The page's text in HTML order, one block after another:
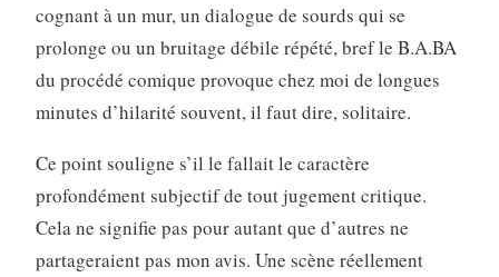
cognant à un mur, un dialogue de sourds qui se
prolonge ou un bruitage débile répété, bref le B.A.BA
du procédé comique provoque chez moi de longues
minutes d’hilarité souvent, il faut dire, solitaire.
Ce point souligne s’il le fallait le caractère
profondément subjectif de tout jugement critique.
Cela ne signifie pas pour autant que d’autres ne
partageraient pas mon avis. Une scène réellement